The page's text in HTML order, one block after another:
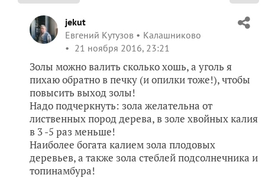
jekut
Евгений Кутузов
Калашниково
21 ноября 2016, 23:21
Золы можно валить сколько хошь, а уголь я
пихаю обратно в печку (и опилки тоже!), чтобы
повысить выход золы!
Надо подчеркнуть: зола желательна от
лиственных пород дерева, в золе хвойных калия
в 3 -5 раз меньше!
Наиболее богата калием зола плодовых
деревьев, а также зола стеблей подсолнечника и
топинамбура!